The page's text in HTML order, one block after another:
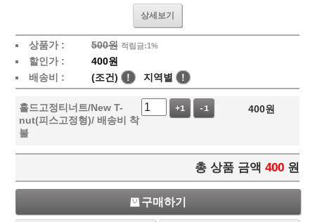
상세보기
상품가 : 500원 적립금:1%
할인가 :
400원
배송비 :
(조건) ! 지역별 !
홀드고정티너트/New T-
nut(피스고정형)/ 배송비 착
불
+1 -1 400원
총 상품 금액 400 원
구매하기